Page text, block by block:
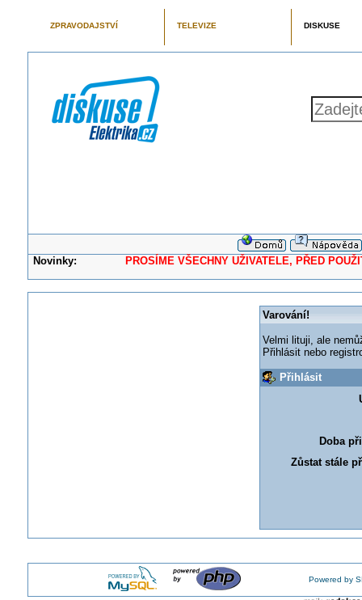
ZPRAVODAJSTVÍ TELEVIZE DISKUSE
Novinky: PROSÍME VŠECHNY UŽIVATELE, PŘED
Varování!
Velmi lituji, ale
Přihlásit nebo
Přihlásit
Doba
Zůstat stále
Powered by